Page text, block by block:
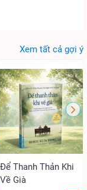
Xem tất cả gợi ý
Để Thanh Thản Khi
Về Già